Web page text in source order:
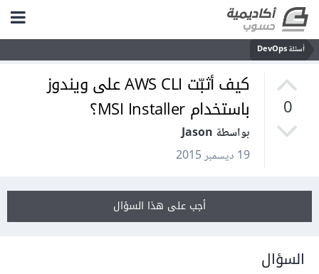
أسئلة DevOps
0
كيف أثبّت AWS CLI على ويندوز
باستخدام MSI Installer؟
بواسطة Jason
19 ديسمبر 2015
أجب على هذا السؤال
السؤال